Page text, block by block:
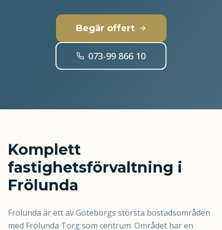
Begär offert
073-99 866 10
Komplett
fastighetsförvaltning i
Frölunda
Frölunda är ett av Göteborgs största bostadsområden
med Frölunda Torg som centrum. Området har en